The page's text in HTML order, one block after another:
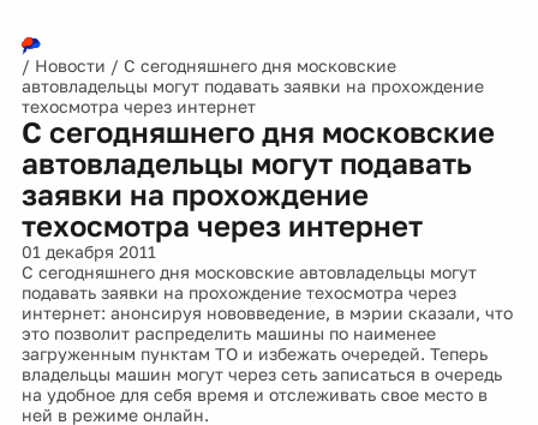
/ Новости / С сегодняшнего дня московские
автовладельцы могут подавать заявки на прохождение
техосмотра через интернет
С сегодняшнего дня московские
автовладельцы могут подавать
заявки на прохождение
техосмотра через интернет
01 декабря 2011
С сегодняшнего дня московские автовладельцы могут
подавать заявки на прохождение техосмотра через
интернет: анонсируя нововведение, в мэрии сказали, что
это позволит распределить машины по наименее
загруженным пунктам ТО и избежать очередей. Теперь
владельцы машин могут через сеть записаться в очередь
на удобное для себя время и отслеживать свое место в
ней в режиме онлайн.